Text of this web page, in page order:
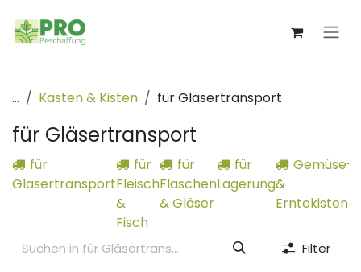
... Kästen & Kisten für Gläsertransport
für Gläsertransport
für
Gläsertransport
für
Fleisch
&
Fisch
für
Flaschen
& Gläser
für
Lagerung
Gemüse-
&
Erntekisten
Filter